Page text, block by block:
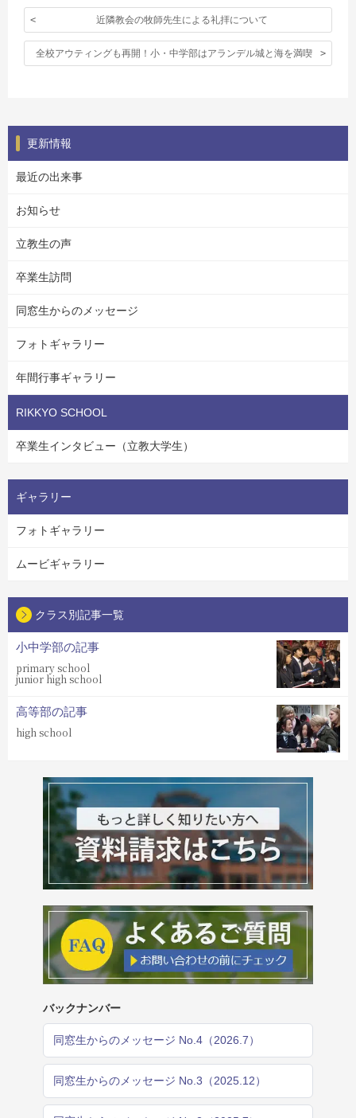
近隣教会の牧師先生による礼拝について
全校アウティングも再開！小・中学部はアランデル城と海を満喫
更新情報
最近の出来事
お知らせ
立教生の声
卒業生訪問
同窓生からのメッセージ
フォトギャラリー
年間行事ギャラリー
RIKKYO SCHOOL
卒業生インタビュー（立教大学生）
ギャラリー
フォトギャラリー
ムービギャラリー
クラス別記事一覧
小中学部の記事
primary school
junior high school
高等部の記事
high school
バックナンバー
同窓生からのメッセージ No.4（2026.7）
同窓生からのメッセージ No.3（2025.12）